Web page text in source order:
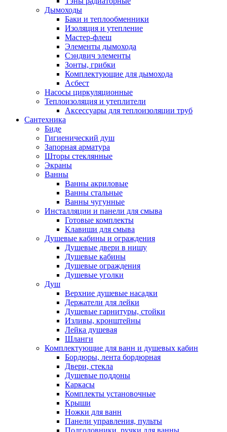
Дымоходы
Баки и теплообменники
Изоляция и утепление
Мастер-флеш
Элементы дымохода
Сэндвич элементы
Зонты, грибки
Комплектующие для дымохода
Асбест
Насосы циркуляционные
Теплоизоляция и утеплители
Аксессуары для теплоизоляции труб
Сантехника
Биде
Гигиенический душ
Запорная арматура
Шторы стеклянные
Экраны
Ванны
Ванны акриловые
Ванны стальные
Ванны чугунные
Инсталляции и панели для смыва
Готовые комплекты
Клавиши для смыва
Душевые кабины и ограждения
Душевые двери в нишу
Душевые кабины
Душевые ограждения
Душевые уголки
Душ
Верхние душевые насадки
Держатели для лейки
Душевые гарнитуры, стойки
Изливы, кронштейны
Лейка душевая
Шланги
Комплектующие для ванн и душевых кабин
Бордюры, лента бордюрная
Двери, стекла
Душевые поддоны
Каркасы
Комплекты установочные
Крыши
Ножки для ванн
Панели управления, пульты
Подголовники, ручки для ванны